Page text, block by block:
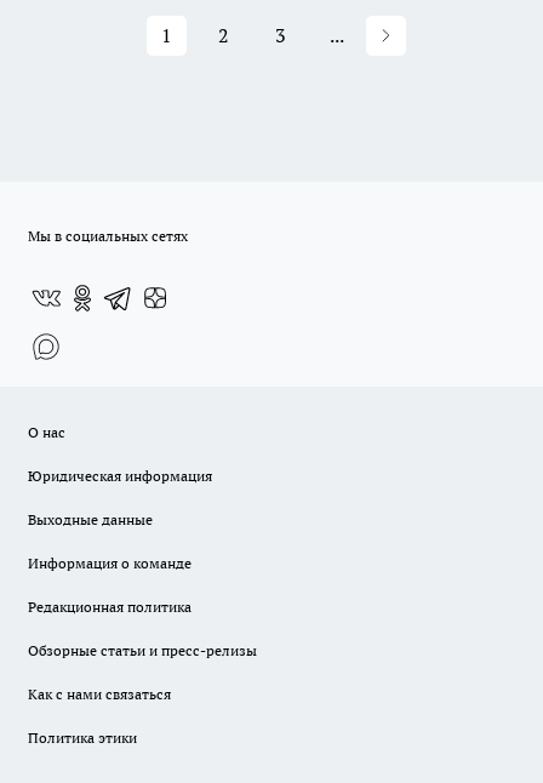
1 2 3 ...
Мы в социальных сетях
О нас
Юридическая информация
Выходные данные
Информация о команде
Редакционная политика
Обзорные статьи и пресс-релизы
Как с нами связаться
Политика этики